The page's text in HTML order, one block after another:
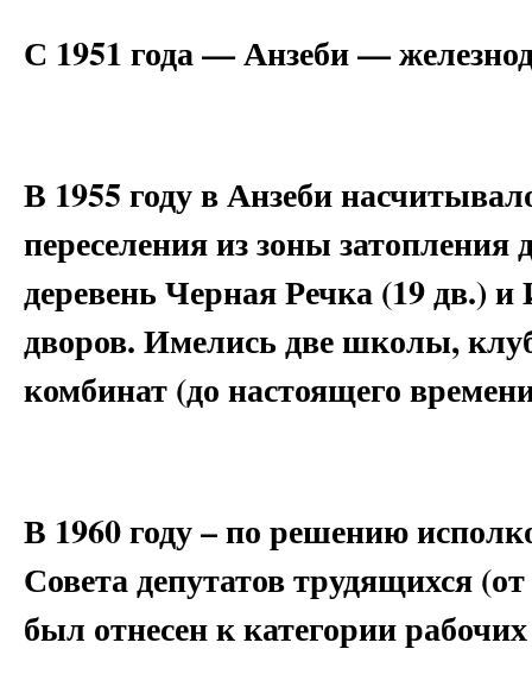
С 1951 года — Анзеби —
В 1955 году в Анзеби
переселения из зоны
деревень Черная Речка (19 дв.)
дворов. Имелись две школы,
комбинат (до настоящего
В 1960 году – по решению
Совета депутатов трудящихся
был отнесен к категории